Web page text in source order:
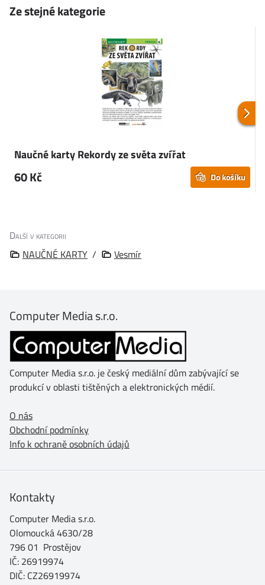
Ze stejné kategorie
Naučné karty Rekordy ze světa zvířat
60 Kč Do košíku
Další v kategorii
NAUČNÉ KARTY / Vesmír
Computer Media s.r.o.
Computer Media s.r.o. je český mediální dům zabývající se
produkcí v oblasti tištěných a elektronických médií.
O nás
Obchodní podmínky
Info k ochraně osobních údajů
Kontakty
Computer Media s.r.o.
Olomoucká 4630/28
796 01 Prostějov
IČ: 26919974
DIČ: CZ26919974